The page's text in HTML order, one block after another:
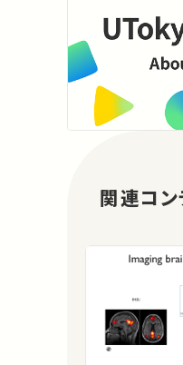
関連コン